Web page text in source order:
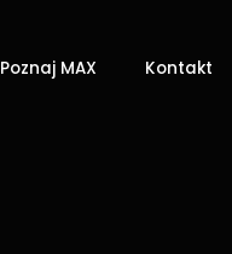
Poznaj MAX Kontakt